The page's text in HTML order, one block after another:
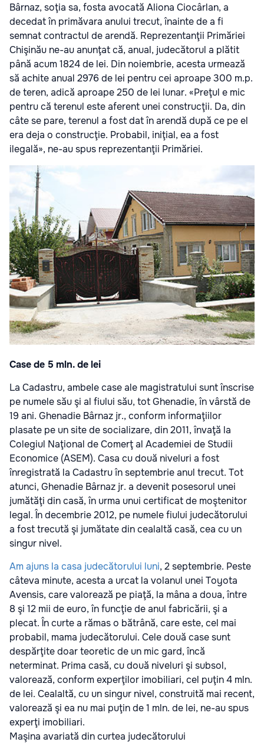
Bârnaz, soţia sa, fosta avocată Aliona Ciocârlan, a
decedat în primăvara anului trecut, înainte de a fi
semnat contractul de arendă. Reprezentanţii Primăriei
Chişinău ne-au anunţat că, anual, judecătorul a plătit
până acum 1824 de lei. Din noiembrie, acesta urmează
să achite anual 2976 de lei pentru cei aproape 300 m.p.
de teren, adică aproape 250 de lei lunar. «Preţul e mic
pentru că terenul este aferent unei construcţii. Da, din
câte se pare, terenul a fost dat în arendă după ce pe el
era deja o construcţie. Probabil, iniţial, ea a fost
ilegală», ne-au spus reprezentanţii Primăriei.
Case de 5 mln. de lei
La Cadastru, ambele case ale magistratului sunt înscrise
pe numele său şi al fiului său, tot Ghenadie, în vârstă de
19 ani. Ghenadie Bârnaz jr., conform informaţiilor
plasate pe un site de socializare, din 2011, învaţă la
Colegiul Naţional de Comerţ al Academiei de Studii
Economice (ASEM). Casa cu două niveluri a fost
înregistrată la Cadastru în septembrie anul trecut. Tot
atunci, Ghenadie Bârnaz jr. a devenit posesorul unei
jumătăţi din casă, în urma unui certificat de moştenitor
legal. În decembrie 2012, pe numele fiului judecătorului
a fost trecută şi jumătate din cealaltă casă, cea cu un
singur nivel.
Am ajuns la casa judecătorului luni, 2 septembrie. Peste
câteva minute, acesta a urcat la volanul unei Toyota
Avensis, care valorează pe piaţă, la mâna a doua, între
8 şi 12 mii de euro, în funcţie de anul fabricării, şi a
plecat. În curte a rămas o bătrână, care este, cel mai
probabil, mama judecătorului. Cele două case sunt
despărţite doar teoretic de un mic gard, încă
neterminat. Prima casă, cu două niveluri şi subsol,
valorează, conform experţilor imobiliari, cel puţin 4 mln.
de lei. Cealaltă, cu un singur nivel, construită mai recent,
valorează şi ea nu mai puţin de 1 mln. de lei, ne-au spus
experţi imobiliari.
Maşina avariată din curtea judecătorului